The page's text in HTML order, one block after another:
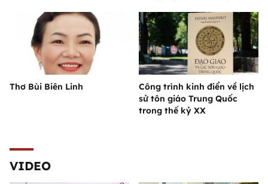
Thơ Bùi Biên Linh
Công trình kinh điển về lịch
sử tôn giáo Trung Quốc
trong thế kỷ XX
VIDEO